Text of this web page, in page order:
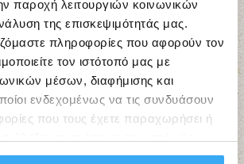
παροχή λειτουργιών κοινωνικών
της επισκεψιμότητάς μας.
πληροφορίες που αφορούν τον
τον ιστότοπό μας με
μέσων, διαφήμισης και
ενδεχομένως να τις συνδυάσουν
που τους έχετε παραχωρήσει ή
τους.